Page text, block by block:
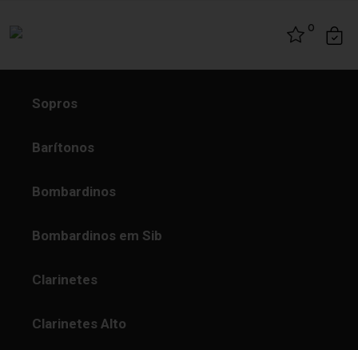
0
Sopros
Barítonos
Bombardinos
Bombardinos em Sib
Clarinetes
Clarinetes Alto